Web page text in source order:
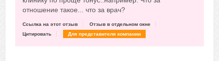
отношение такое... что за врач?
Ссылка на этот отзыв
Отзыв в отдельном окне
Цитировать
Для представителя компании